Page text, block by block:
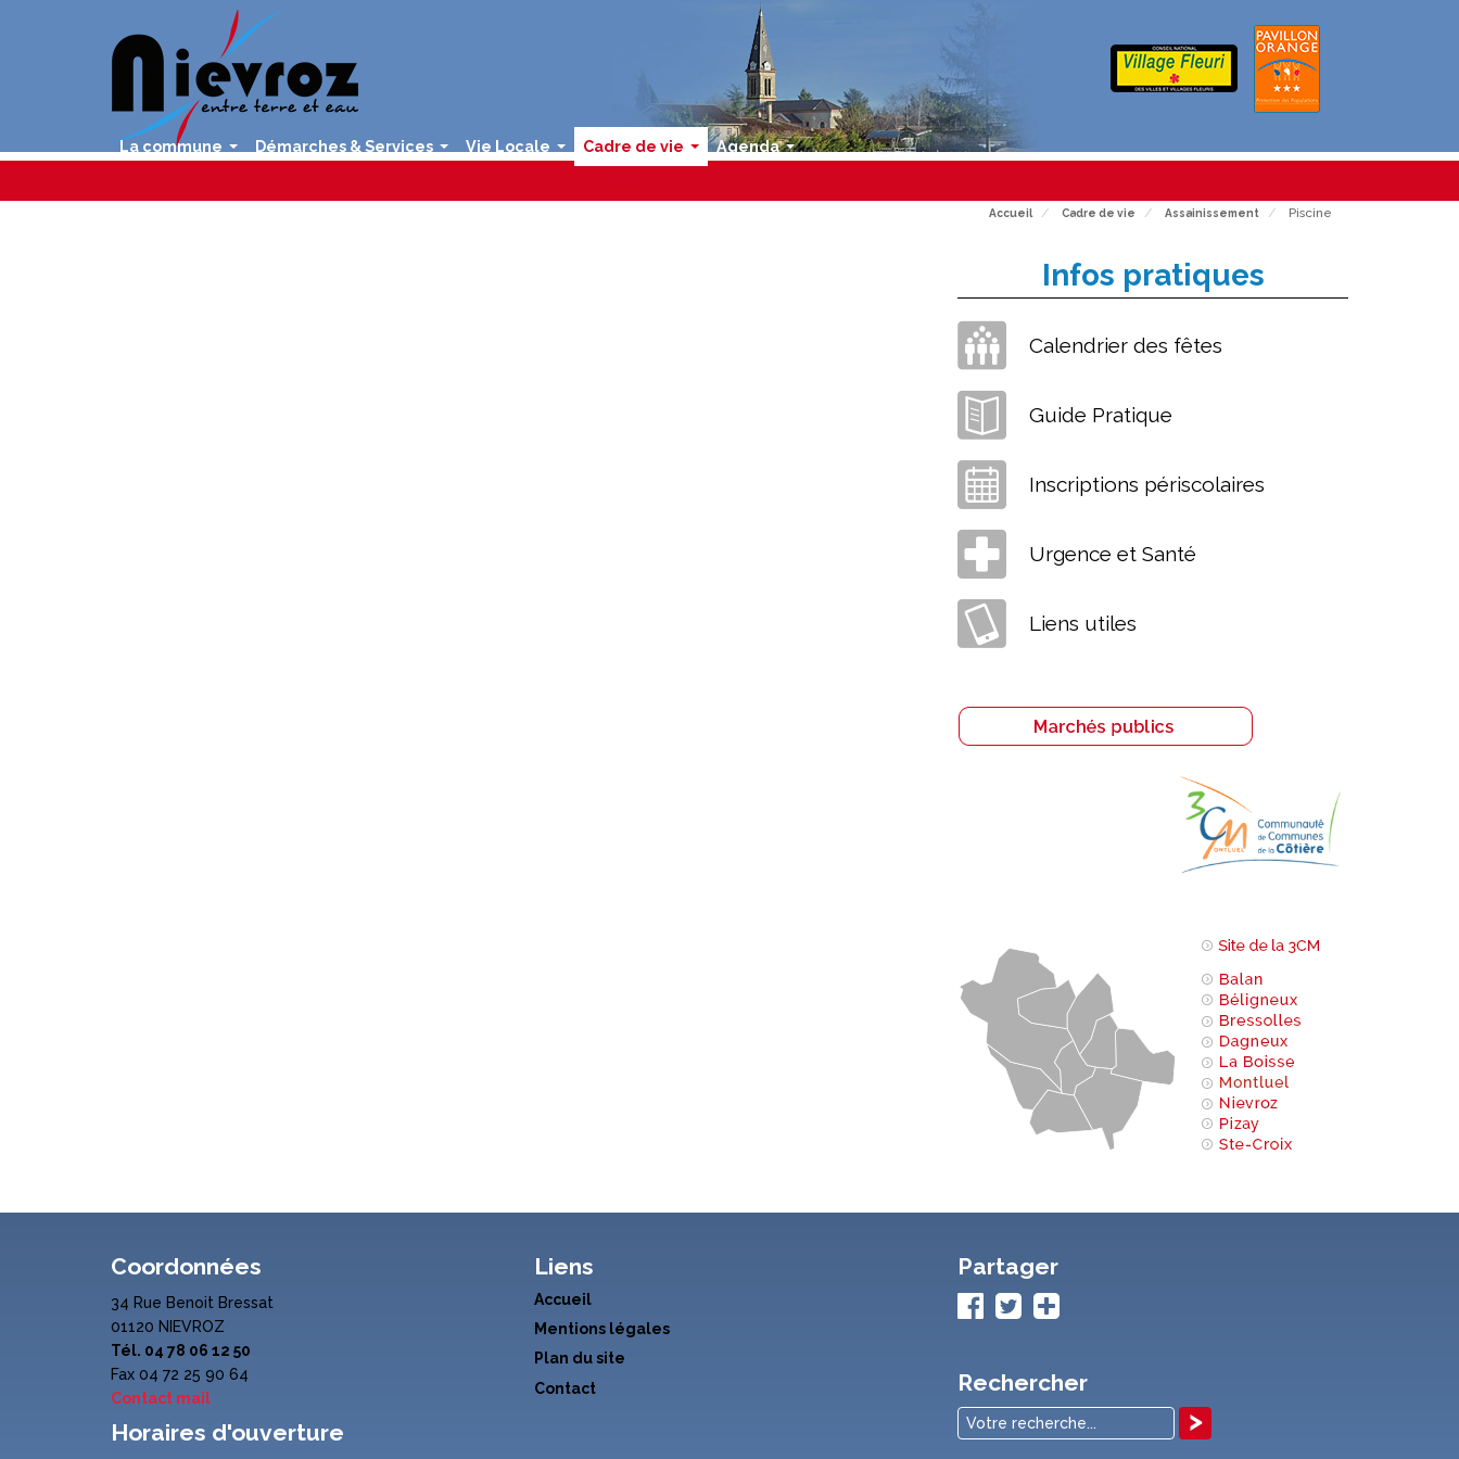
Accueil Cadre de vie Assainissement Piscine
Infos pratiques
Calendrier des fêtes
Guide Pratique
Inscriptions périscolaires
Urgence et Santé
Liens utiles
Coordonnées
34 Rue Benoit Bressat
01120 NIEVROZ
Tél. 04 78 06 12 50
Fax 04 72 25 90 64
Contact mail
Horaires d'ouverture
Liens
Accueil
Mentions légales
Plan du site
Contact
Partager
Rechercher
La commune
...
Démarches & Services
...
Vie Locale
...
Cadre de vie Agenda
...